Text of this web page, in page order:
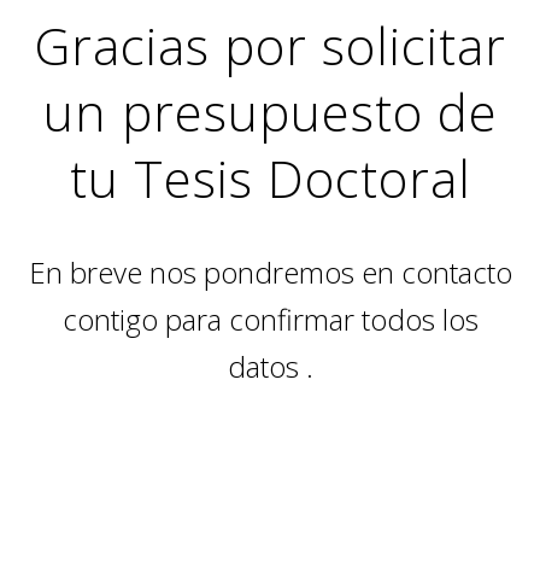
Gracias por solicitar
un presupuesto de
tu Tesis Doctoral
En breve nos pondremos en contacto
contigo para confirmar todos los
datos .